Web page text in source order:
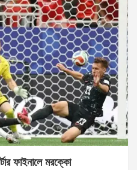
ফাইনালে মরক্কো